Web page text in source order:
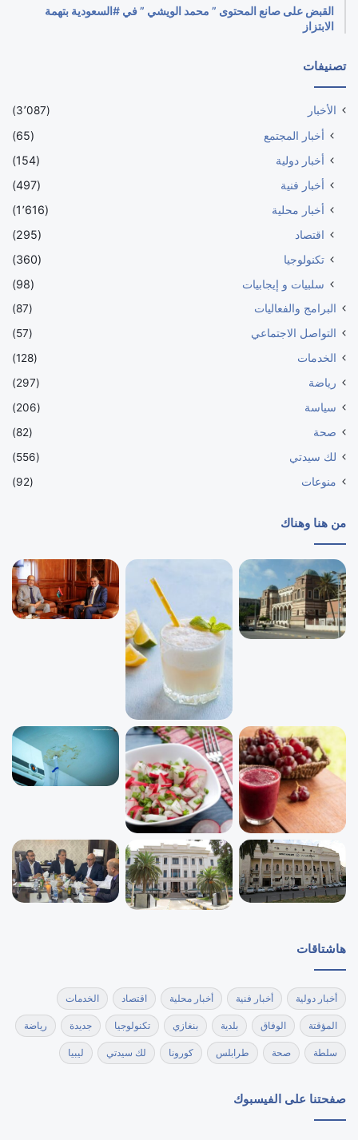
القبض على صانع المحتوى ” محمد الويشي ” في #السعودية بتهمة
الابتزاز
تصنيفات
الأخبار (3٬087)
أخبار المجتمع
(65)
أخبار دولية
(154)
أخبار فنية
(497)
أخبار محلية
(1٬616)
اقتصاد
(295)
تكنولوجيا
(360)
سلبيات و إيجابيات
(98)
البرامج والفعاليات
(87)
التواصل الاجتماعي
(57)
الخدمات
(128)
رياضة
(297)
سياسة
(206)
صحة
(82)
لك سيدتي
(556)
منوعات
(92)
من هنا وهناك
هاشتاقات
أخبار دولية أخبار فنية أخبار محلية اقتصاد الخدمات
المؤقتة الوفاق بلدية بنغازي تكنولوجيا جديدة رياضة
سلطة صحة طرابلس كورونا لك سيدتي ليبيا
صفحتنا على الفيسبوك